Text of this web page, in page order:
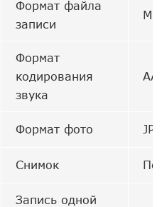
Формат файла
записи
MP4
Формат
кодирования
звука
ААС
Формат фото
Снимок
Запись одной